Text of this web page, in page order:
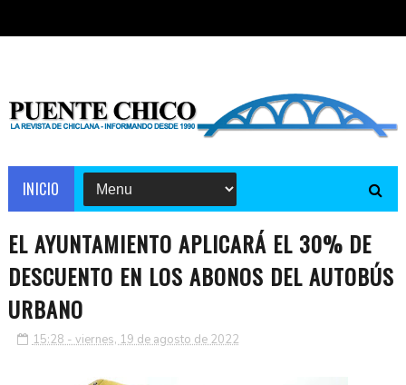
INICIO
EL AYUNTAMIENTO APLICARÁ EL 30% DE
DESCUENTO EN LOS ABONOS DEL AUTOBÚS
URBANO
15:28 - viernes, 19 de agosto de 2022